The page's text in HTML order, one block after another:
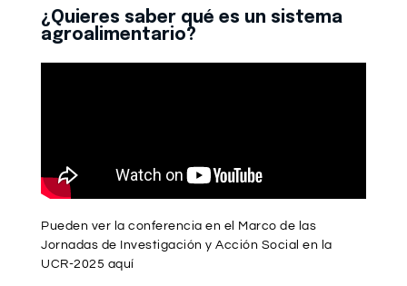
¿Quieres saber qué es un sistema
agroalimentario?
Pueden ver la conferencia en el Marco de las
Jornadas de Investigación y Acción Social en la
UCR-2025 aquí